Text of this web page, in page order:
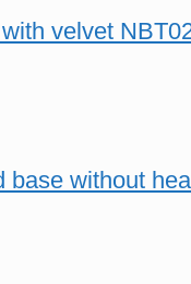
velvet
without